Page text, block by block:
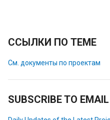
ССЫЛКИ ПО ТЕМЕ
См. документы по проектам
SUBSCRIBE TO